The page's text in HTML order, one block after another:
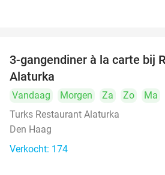
3-gangendiner à la carte bij
Alaturka
Vandaag Morgen Za Zo Ma
Turks Restaurant Alaturka
Den Haag
Verkocht: 174